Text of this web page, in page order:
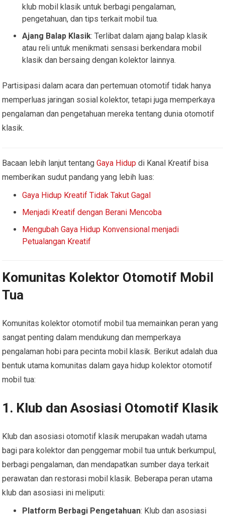
klub mobil klasik untuk berbagi pengalaman,
pengetahuan, dan tips terkait mobil tua.
Ajang Balap Klasik: Terlibat dalam ajang balap klasik
atau reli untuk menikmati sensasi berkendara mobil
klasik dan bersaing dengan kolektor lainnya.
Partisipasi dalam acara dan pertemuan otomotif tidak hanya
memperluas jaringan sosial kolektor, tetapi juga memperkaya
pengalaman dan pengetahuan mereka tentang dunia otomotif
klasik.
Bacaan lebih lanjut tentangGaya Hidup di Kanal Kreatif bisa
memberikan sudut pandang yang lebih luas:
Gaya Hidup Kreatif Tidak Takut Gagal
Menjadi Kreatif dengan Berani Mencoba
Mengubah Gaya Hidup Konvensional menjadi
Petualangan Kreatif
Komunitas Kolektor Otomotif Mobil
Tua
Komunitas kolektor otomotif mobil tua memainkan peran yang
sangat penting dalam mendukung dan memperkaya
pengalaman hobi para pecinta mobil klasik. Berikut adalah dua
bentuk utama komunitas dalam gaya hidup kolektor otomotif
mobil tua:
1. Klub dan Asosiasi Otomotif Klasik
Klub dan asosiasi otomotif klasik merupakan wadah utama
bagi para kolektor dan penggemar mobil tua untuk berkumpul,
berbagi pengalaman, dan mendapatkan sumber daya terkait
perawatan dan restorasi mobil klasik. Beberapa peran utama
klub dan asosiasi ini meliputi:
Platform Berbagi Pengetahuan: Klub dan asosiasi